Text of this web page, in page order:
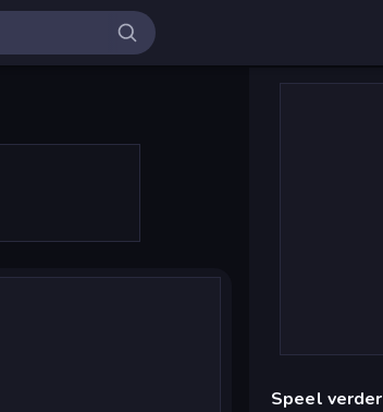
Speel verder